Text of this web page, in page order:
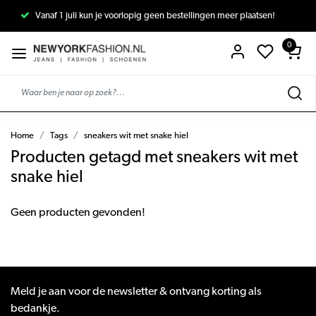
Vanaf 1 juli kun je voorlopig geen bestellingen meer plaatsen!
0
Home Tags sneakers wit met snake hiel
Producten getagd met sneakers wit met
snake hiel
Geen producten gevonden!
Meld je aan voor de newsletter & ontvang korting als
bedankje.